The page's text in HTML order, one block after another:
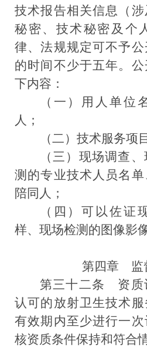
技术报告相关信息（
秘密、技术秘密及个
律、法规规定可不予
的时间不少于五年。
下内容：
（一）用人单位
人；
（二）技术服务项
（三）现场调查
测的专业技术人员名
陪同人；
（四）可以佐证
样、现场检测的图像影像
第四章 监
第三十二条 资质
认可的放射卫生技术
有效期内至少进行一
核资质条件保持和符合情